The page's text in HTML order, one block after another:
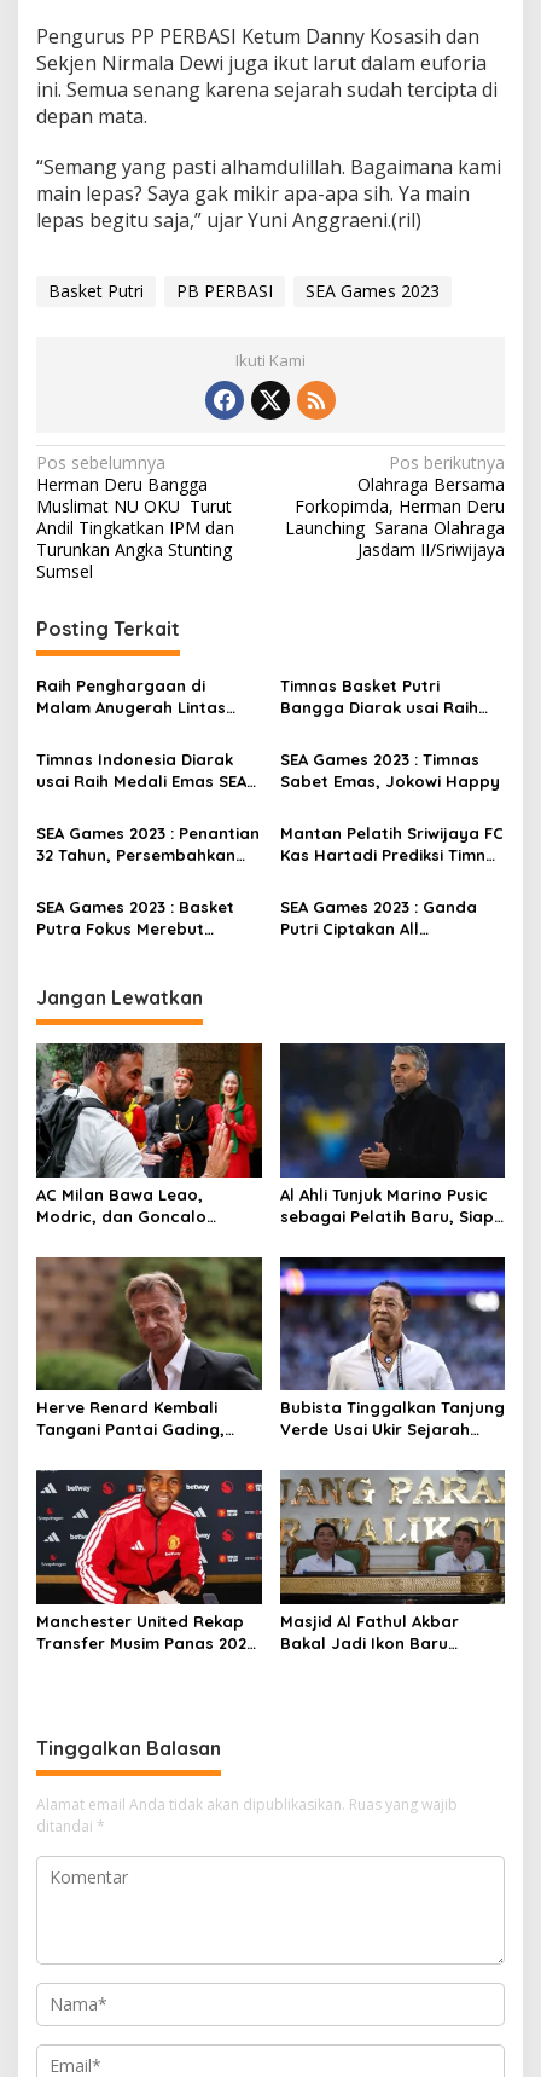
Pengurus PP PERBASI Ketum Danny Kosasih dan
Sekjen Nirmala Dewi juga ikut larut dalam euforia
ini. Semua senang karena sejarah sudah tercipta di
depan mata.
“Semang yang pasti alhamdulillah. Bagaimana kami
main lepas? Saya gak mikir apa-apa sih. Ya main
lepas begitu saja,” ujar Yuni Anggraeni.(ril)
Basket Putri PB PERBASI SEA Games 2023
Ikuti Kami
N
a
v
i
a
s
i
o
Pos sebelumnya
Herman Deru Bangga
Muslimat NU OKU Turut
Andil Tingkatkan IPM dan
Turunkan Angka Stunting
Sumsel
Pos berikutnya
Olahraga Bersama
Forkopimda, Herman Deru
Launching Sarana Olahraga
Jasdam II/Sriwijaya
Posting Terkait
Raih Penghargaan di
Malam Anugerah Lintas
Nirmala Dewi Termotivasi
Dedikasikan Diri untuk
Timnas Basket Putri
Bangga Diarak usai Raih
Kamboja
Timnas Indonesia Diarak
usai Raih Medali Emas SEA
SEA Games 2023 : Timnas
Sabet Emas, Jokowi Happy
SEA Games 2023 : Penantian
32 Tahun, Persembahkan
Rakyat Indonesia
Mantan Pelatih Sriwijaya FC
Kas Hartadi Prediksi Timnas
2023
SEA Games 2023 : Basket
Putra Fokus Merebut
SEA Games 2023 : Ganda
Putri Ciptakan All
Jangan Lewatkan
AC Milan Bawa Leao,
Modric, dan Goncalo
Tampil Lawan Chelsea
Al Ahli Tunjuk Marino Pusic
sebagai Pelatih Baru, Siap
Interkontinental FIFA
Herve Renard Kembali
Tangani Pantai Gading,
Kejayaan The Elephants
Bubista Tinggalkan Tanjung
Verde Usai Ukir Sejarah
Klub Maroko RS Berkane
Manchester United Rekap
Transfer Musim Panas 2026:
Masjid Al Fathul Akbar
Bakal Jadi Ikon Baru
Tinggalkan Balasan
Alamat email Anda tidak akan dipublikasikan. Ruas yang wajib
ditandai *